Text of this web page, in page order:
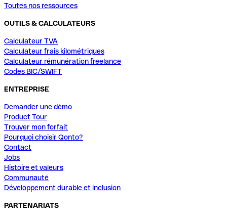
Toutes nos ressources
OUTILS & CALCULATEURS
Calculateur TVA
Calculateur frais kilométriques
Calculateur rémunération freelance
Codes BIC/SWIFT
ENTREPRISE
Demander une démo
Product Tour
Trouver mon forfait
Pourquoi choisir Qonto?
Contact
Jobs
Histoire et valeurs
Communauté
Développement durable et inclusion
PARTENARIATS